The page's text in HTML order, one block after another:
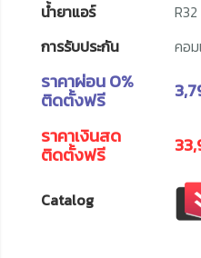
น้ำยาแอร์
R32
การรับประกัน
คอม
ราคาผ่อน 0%
ติดตั้งฟรี
ราคาเงินสด
ติดตั้งฟรี
Catalog